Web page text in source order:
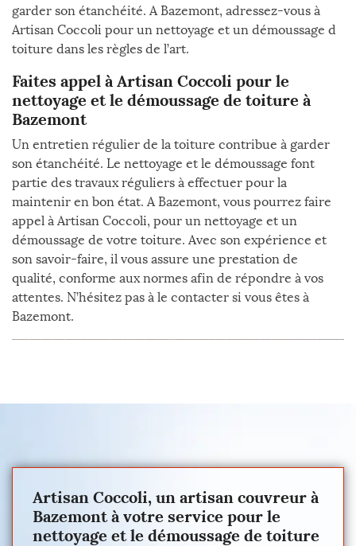
garder son étanchéité. A Bazemont, adressez-vous à
Artisan Coccoli pour un nettoyage et un démoussage d
toiture dans les règles de l’art.
Faites appel à Artisan Coccoli pour le
nettoyage et le démoussage de toiture à
Bazemont
Un entretien régulier de la toiture contribue à garder
son étanchéité. Le nettoyage et le démoussage font
partie des travaux réguliers à effectuer pour la
maintenir en bon état. A Bazemont, vous pourrez faire
appel à Artisan Coccoli, pour un nettoyage et un
démoussage de votre toiture. Avec son expérience et
son savoir-faire, il vous assure une prestation de
qualité, conforme aux normes afin de répondre à vos
attentes. N’hésitez pas à le contacter si vous êtes à
Bazemont.
Artisan Coccoli, un artisan couvreur à
Bazemont à votre service pour le
nettoyage et le démoussage de toiture